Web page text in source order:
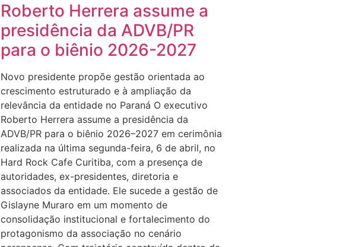
Roberto Herrera assume a
presidência da ADVB/PR
para o biênio 2026-2027
Novo presidente propõe gestão orientada ao
crescimento estruturado e à ampliação da
relevância da entidade no Paraná O executivo
Roberto Herrera assume a presidência da
ADVB/PR para o biênio 2026–2027 em cerimônia
realizada na última segunda-feira, 6 de abril, no
Hard Rock Cafe Curitiba, com a presença de
autoridades, ex-presidentes, diretoria e
associados da entidade. Ele sucede a gestão de
Gislayne Muraro em um momento de
consolidação institucional e fortalecimento do
protagonismo da associação no cenário